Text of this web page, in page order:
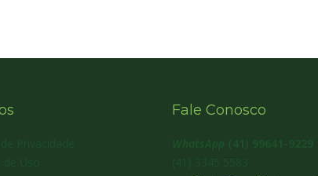
Fale Conosco